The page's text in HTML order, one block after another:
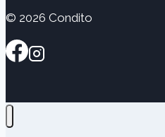
© 2026 Condito